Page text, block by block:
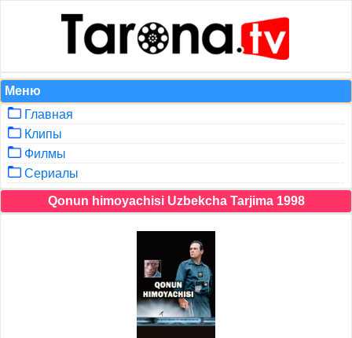
Меню
Главная
Клипы
Филмы
Сериалы
Qonun himoyachisi Uzbekcha Tarjima 1998